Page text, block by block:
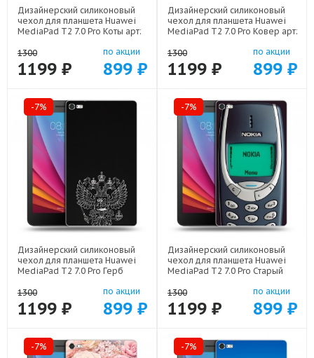
Дизайнерский силиконовый
чехол для планшета Huawei
MediaPad T2 7.0 Pro Коты арт:
1300
1199 ₽
по акции
899 ₽
Дизайнерский силиконовый
чехол для планшета Huawei
MediaPad T2 7.0 Pro Ковер арт:
1300
1199 ₽
по акции
899 ₽
-7%
Дизайнерский силиконовый
чехол для планшета Huawei
MediaPad T2 7.0 Pro Герб
1300
1199 ₽
по акции
899 ₽
-7%
Дизайнерский силиконовый
чехол для планшета Huawei
MediaPad T2 7.0 Pro Старый
1300
1199 ₽
по акции
899 ₽
-7% -7%